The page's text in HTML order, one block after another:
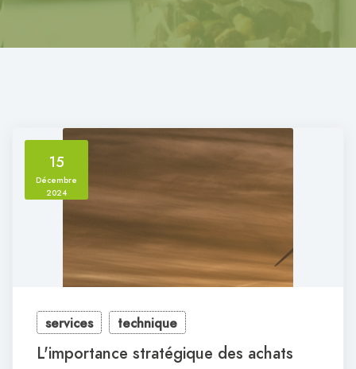
15
Décembre
2024
services technique
L'importance stratégique des achats